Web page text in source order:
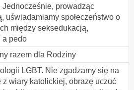
Jednocześnie, prowadząc
uświadamiamy społeczeństwo o
między seksedukacją,
a pedo
razem dla Rodziny
LGBT. Nie zgadzamy się na
wiary katolickiej, obrazę uczuć